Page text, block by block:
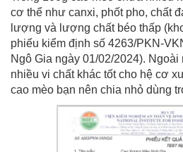
cơ thể như canxi, phốt pho, chất
lượng và lượng chất béo thấp
phiếu kiểm định số 4263/PKN-
Ngô Gia ngày 01/02/2024). Ngoài
nhiều vi chất khác tốt cho hệ cơ
cao mèo bạn nên chia nhỏ dùng